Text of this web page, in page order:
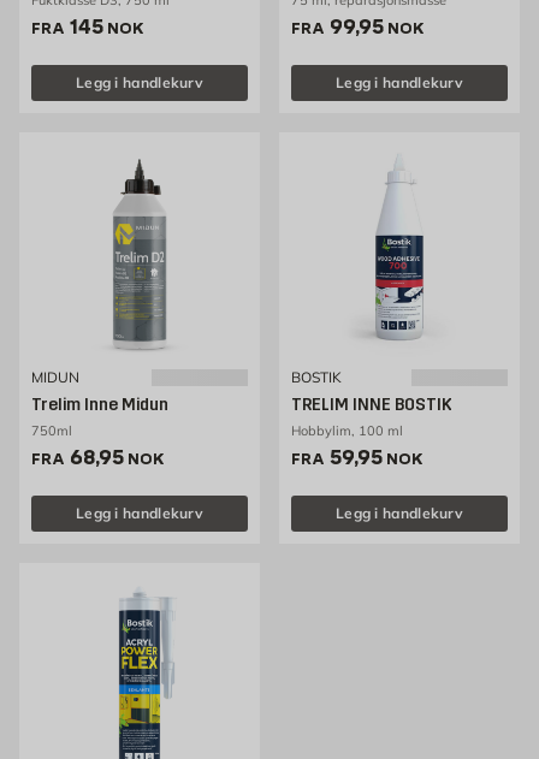
FRA Pris 145 NOK /stk
145 NOK
Legg i handlekurv
FRA Pris 99.95 NOK /stk
99,95 NOK
Legg i handlekurv
MIDUN
Trelim Inne Midun
750ml
FRA Pris 68.95 NOK /stk
68,95 NOK
Legg i handlekurv
BOSTIK
TRELIM INNE BOSTIK
Hobbylim, 100 ml
FRA Pris 59.95 NOK /stk
59,95 NOK
Legg i handlekurv